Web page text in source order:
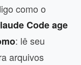
como o
Code age
: lê seu
arquivos